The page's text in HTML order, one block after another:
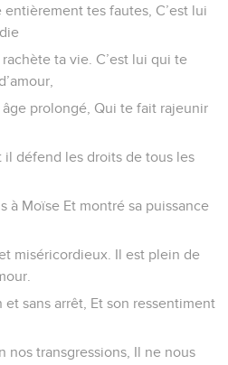
entièrement tes fautes, C’est lui
ta vie. C’est lui qui te
prolongé, Qui te fait rajeunir
il défend les droits de tous les
à Moïse Et montré sa puissance
miséricordieux. Il est plein de
et sans arrêt, Et son ressentiment
nos transgressions, Il ne nous